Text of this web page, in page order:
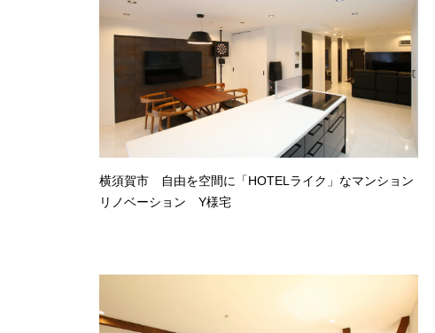
横須賀市 自由を空間に「HOTELライク」なマンション
リノベーション Y様宅